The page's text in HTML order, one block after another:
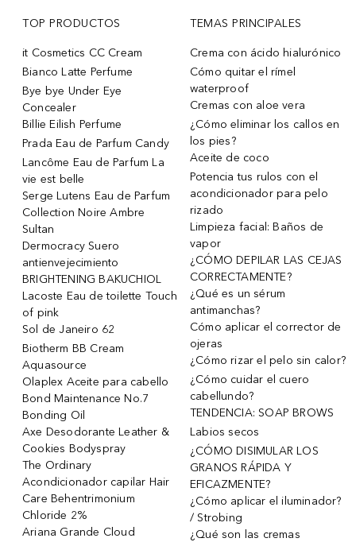
TOP PRODUCTOS
it Cosmetics CC Cream
Bianco Latte Perfume
Bye bye Under Eye
Concealer
Billie Eilish Perfume
Prada Eau de Parfum Candy
Lancôme Eau de Parfum La
vie est belle
Serge Lutens Eau de Parfum
Collection Noire Ambre
Sultan
Dermocracy Suero
antienvejecimiento
BRIGHTENING BAKUCHIOL
Lacoste Eau de toilette Touch
of pink
Sol de Janeiro 62
Biotherm BB Cream
Aquasource
Olaplex Aceite para cabello
Bond Maintenance No.7
Bonding Oil
Axe Desodorante Leather &
Cookies Bodyspray
The Ordinary
Acondicionador capilar Hair
Care Behentrimonium
Chloride 2%
Ariana Grande Cloud
TEMAS PRINCIPALES
Crema con ácido hialurónico
Cómo quitar el rímel
waterproof
Cremas con aloe vera
¿Cómo eliminar los callos en
los pies?
Aceite de coco
Potencia tus rulos con el
acondicionador para pelo
rizado
Limpieza facial: Baños de
vapor
¿CÓMO DEPILAR LAS CEJAS
CORRECTAMENTE?
¿Qué es un sérum
antimanchas?
Cómo aplicar el corrector de
ojeras
¿Cómo rizar el pelo sin calor?
¿Cómo cuidar el cuero
cabellundo?
TENDENCIA: SOAP BROWS
Labios secos
¿CÓMO DISIMULAR LOS
GRANOS RÁPIDA Y
EFICAZMENTE?
¿Cómo aplicar el iluminador?
/ Strobing
¿Qué son las cremas